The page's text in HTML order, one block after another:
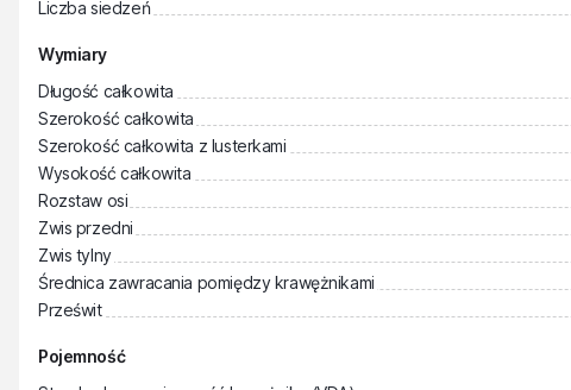
Liczba siedzeń
Wymiary
Długość całkowita
Szerokość całkowita
Szerokość całkowita z lusterkami
Wysokość całkowita
Rozstaw osi
Zwis przedni
Zwis tylny
Średnica zawracania pomiędzy krawężnikami
Prześwit
Pojemność